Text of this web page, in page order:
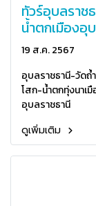
ทัวร์อุบลราช
น้ำตกเมืองอุ
19 ส.ค. 2567
อุบลราชธานี-วัด
โสก-น้ำตกทุ่งนาเ
อุบลราชธานี
ดูเพิ่มเติม